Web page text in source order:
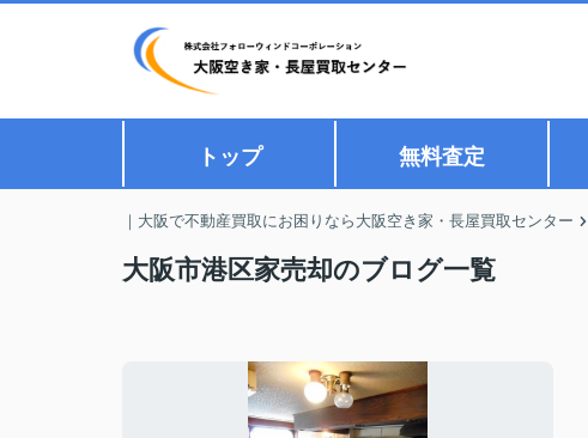
トップ 無料査定
｜大阪で不動産買取にお困りなら大阪空き家・長屋買取センター
大阪市港区家売却のブログ一覧